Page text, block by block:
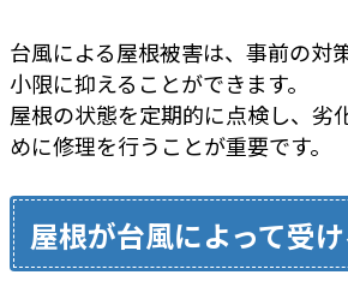
台風による屋根被害は、事前の対
小限に抑えることができます。
屋根の状態を定期的に点検し、劣
めに修理を行うことが重要です。
屋根が台風によって受